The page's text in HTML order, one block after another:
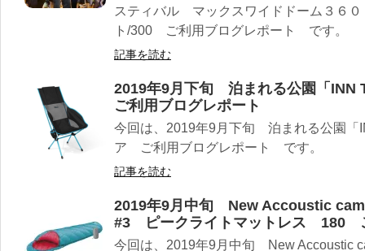
スティバル マックスワイドドーム３６
ト/300 ご利用ブログレポート です。
記事を読む
2019年9月下旬 泊まれる公園「
ご利用ブログレポート
今回は、2019年9月下旬 泊まれる公園
ア ご利用ブログレポート です。
記事を読む
2019年9月中旬 New Accoustic
#3 ピークライトマットレス 180
今回は、2019年9月中旬 New Accoustic